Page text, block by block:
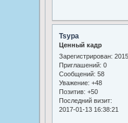
Tsypa
Ценный кадр
Зарегистрирован:
Приглашений: 0
Сообщений: 58
Уважение: +48
Позитив: +50
Последний визит:
2017-01-13 16:38:21